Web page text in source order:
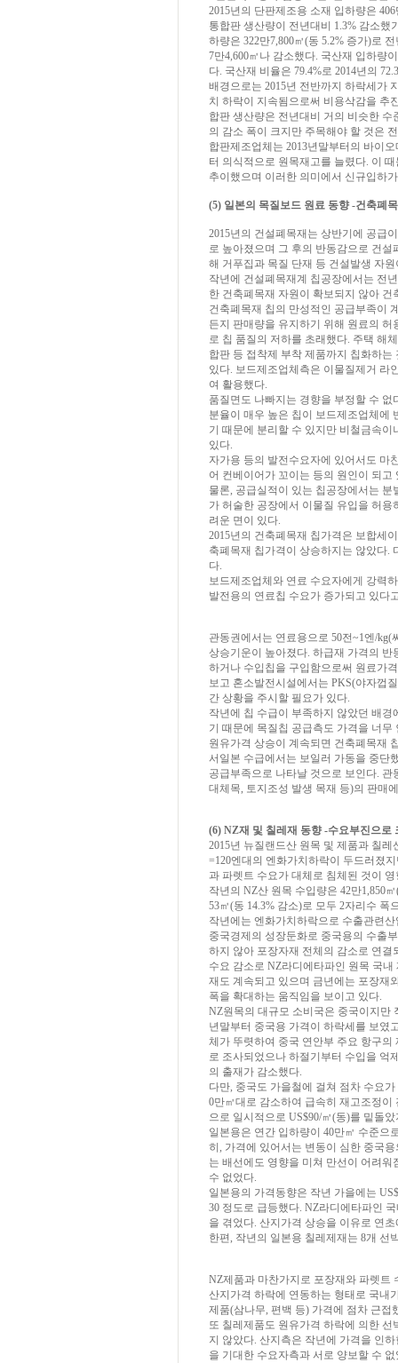
2015년의 단판제조용 소재 입하량은
통합판 생산량이 전년대비 1.3% 감소했
하량은 322만7,800㎥(동 5.2% 증가)로
7만4,600㎥나 감소했다. 국산재 입하량
다. 국산재 비율은 79.4%로 2014년의
배경으로는 2015년 전반까지 하락세가
치 하락이 지속됨으로써 비용삭감을 추
합판 생산량은 전년대비 거의 비슷한
의 감소 폭이 크지만 주목해야 할 것은
합판제조업체는 2013년말부터의 바이
터 의식적으로 원목재고를 늘렸다. 이
추이했으며 이러한 의미에서 신규입하
(5) 일본의 목질보드 원료 동향 -건축폐
2015년의 건설폐목재는 상반기에 공급
로 높아졌으며 그 후의 반동감으로 건
해 거푸집과 목질 단재 등 건설발생 자
작년에 건설폐목재계 칩공장에서는 전
한 건축폐목재 자원이 확보되지 않아
건축폐목재 칩의 만성적인 공급부족이
든지 판매량을 유지하기 위해 원료의
로 칩 품질의 저하를 초래했다. 주택 해
합판 등 접착제 부착 제품까지 칩화하
있다. 보드제조업체측은 이물질제거 라
여 활용했다.
품질면도 나빠지는 경향을 부정할 수
분율이 매우 높은 칩이 보드제조업체에
기 때문에 분리할 수 있지만 비철금속
있다.
자가용 등의 발전수요자에 있어서도 마
어 컨베이어가 꼬이는 등의 원인이 되고
물론, 공급실적이 있는 칩공장에서는
가 허술한 공장에서 이물질 유입을 허
려운 면이 있다.
2015년의 건축폐목재 칩가격은 보합세
축폐목재 칩가격이 상승하지는 않았다.
다.
보드제조업체와 연료 수요자에게 강력
발전용의 연료칩 수요가 증가되고 있다
관동권에서는 연료용으로 50전~1엔/
상승기운이 높아졌다. 하급재 가격의
하거나 수입칩을 구입함으로써 원료가
보고 혼소발전시설에서는 PKS(야자껍
간 상황을 주시할 필요가 있다.
작년에 칩 수급이 부족하지 않았던 배
기 때문에 목질칩 공급측도 가격을 너
원유가격 상승이 계속되면 건축폐목재
서일본 수급에서는 보일러 가동을 중단
공급부족으로 나타날 것으로 보인다.
대체목, 토지조성 발생 목재 등)의 판매
(6) NZ재 및 칠레재 동향-수요부진으로
2015년 뉴질랜드산 원목 및 제품과 칠
=120엔대의 엔화가치하락이 두드러졌
과 파렛트 수요가 대체로 침체된 것이
작년의 NZ산 원목 수입량은 42만1,850
53㎥(동 14.3% 감소)로 모두 2자리수 폭
작년에는 엔화가치하락으로 수출관련
중국경제의 성장둔화로 중국용의 수출
하지 않아 포장자재 전체의 감소로 연결
수요 감소로 NZ라디에타파인 원목 국
재도 계속되고 있으며 금년에는 포장재
폭을 확대하는 움직임을 보이고 있다.
NZ원목의 대규모 소비국은 중국이지만
년말부터 중국용 가격이 하락세를 보였
체가 뚜렷하여 중국 연안부 주요 항구
로 조사되었으나 하절기부터 수입을 억
의 출재가 감소했다.
다만, 중국도 가을철에 걸쳐 점차 수요
0만㎥대로 감소하여 급속히 재고조정
으로 일시적으로 US$90/㎥(동)를 밑돌
일본용은 연간 입하량이 40만㎥ 수준으
히, 가격에 있어서는 변동이 심한 중국
는 배선에도 영향을 미쳐 만선이 어려
수 없었다.
일본용의 가격동향은 작년 가을에는
30 정도로 급등했다. NZ라디에타파인
을 겪었다. 산지가격 상승을 이유로 연
한편, 작년의 일본용 칠레제재는 8개 선
NZ제품과 마찬가지로 포장재와 파렛트
산지가격 하락에 연동하는 형태로 국내
제품(삼나무, 편백 등) 가격에 점차 근접
또 칠레제품도 원유가격 하락에 의한
지 않았다. 산지측은 작년에 가격을 인
을 기대한 수요자측과 서로 양보할 수